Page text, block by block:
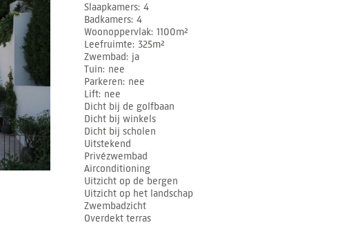
Slaapkamers 4
Badkamers 4
Woonoppervlak 1100m²
Leefruimte 325m²
Zwembad
ja
Tuin nee
Parkeren nee
Lift nee
Dicht bij de golfbaan
Dicht bij winkels
Dicht bij scholen
Uitstekend
Privézwembad
Airconditioning
Uitzicht op de bergen
Uitzicht op het landschap
Zwembadzicht
Overdekt terras